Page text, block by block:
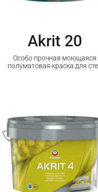
Akrit 20
Особо прочная моющаяся
полуматовая краска для